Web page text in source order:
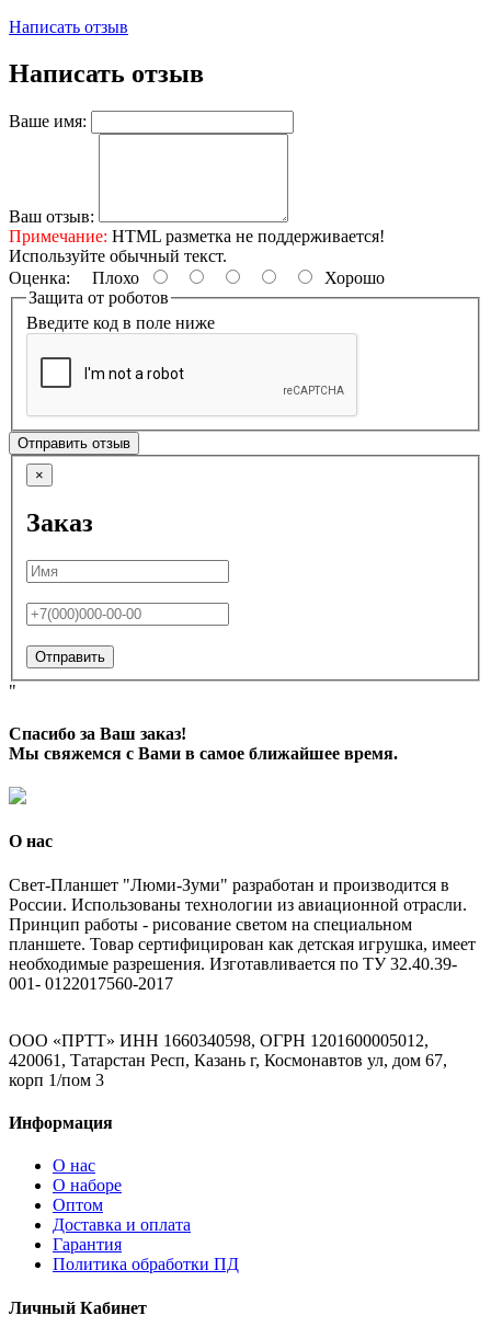
Написать отзыв
Написать отзыв
Ваше имя:
Ваш отзыв:
Примечание: HTML разметка не поддерживается!
Используйте обычный текст.
Оценка: Плохо
Хорошо
Защита от роботов
Введите код в поле ниже
Отправить отзыв
×
Заказ
Отправить
"
Спасибо за Ваш заказ!
Мы свяжемся с Вами в самое ближайшее время.
О нас
Свет-Планшет "Люми-Зуми" разработан и производится в
России. Использованы технологии из авиационной отрасли.
Принцип работы - рисование светом на специальном
планшете. Товар сертифицирован как детская игрушка, имеет
необходимые разрешения. Изготавливается по ТУ 32.40.39-
001- 0122017560-2017
ООО «ПРТТ» ИНН 1660340598, ОГРН 1201600005012,
420061, Татарстан Респ, Казань г, Космонавтов ул, дом 67,
корп 1/пом 3
Информация
О нас
О наборе
Оптом
Доставка и оплата
Гарантия
Политика обработки ПД
Личный Кабинет